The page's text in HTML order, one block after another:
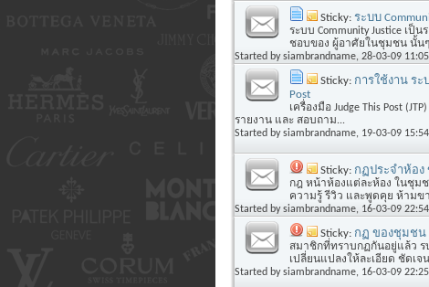
Sticky: ระบบ
ระบบ Community Justice เ
ชอบของ ผู้อาศัยในชุมชน นั้นๆ
Started bysiambrandname, 28-03-09 11:05
Sticky: การใช้งาน ระ
Post
เครื่องมือ Judge This Post
รายงาน และ สอบถาม...
Started bysiambrandname, 19-03-09 15:54
Sticky: กฏประจำห้อง
กฎ หน้าห้องแต่ละห้อง ในชุมช
ความรู้ รีวิว และพูดคุย ห้ามข
Started bysiambrandname, 16-03-09 22:54
Sticky: กฏ ของชุมชน
สมาชิกที่ทราบกฏกันอยู่แล้ว ร
เปลี่ยนแปลงให้ละเอียด ชัดเ
Started bysiambrandname, 16-03-09 22:25